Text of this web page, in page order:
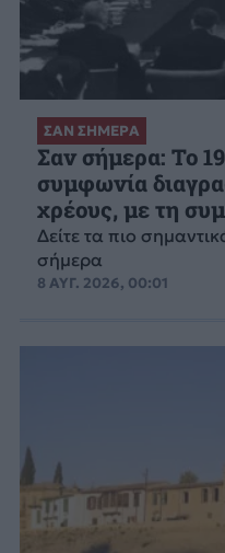
ΣΑΝ ΣΗΜΕΡΑ
Σαν σήμερα: Το
συμφωνία
χρέους, με τη
Δείτε τα πιο
σήμερα
8 ΑΥΓ. 2026, 00:01